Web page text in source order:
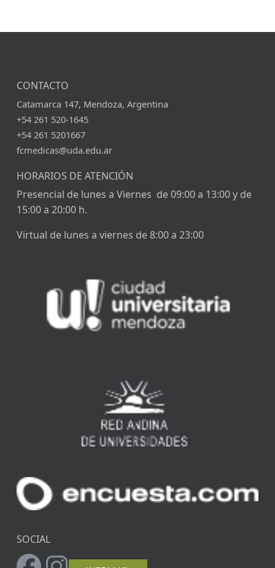
CONTACTO
Catamarca 147, Mendoza, Argentina
+54 261 520-1645
+54 261 5201667
fcmedicas@uda.edu.ar
HORARIOS DE ATENCIÓN
Presencial de lunes a Viernes de 09:00 a 13:00 y de
15:00 a 20:00 h.
Virtual de lunes a viernes de 8:00 a 23:00
SOCIAL